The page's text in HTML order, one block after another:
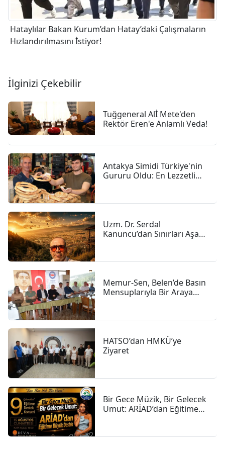
Hataylılar Bakan Kurum’dan Hatay’daki Çalışmaların
Hızlandırılmasını İstiyor!
İlginizi Çekebilir
Tuğgeneral Alİ Mete'den
Rektör Eren'e Anlamlı Veda!
Antakya Simidi Türkiye'nin
Gururu Oldu: En Lezzetli
Uzm. Dr. Serdal
Kanuncu’dan Sınırları Aşan
Memur-Sen, Belen’de Basın
Mensuplarıyla Bir Araya
HATSO’dan HMKÜ’ye
Ziyaret
Bir Gece Müzik, Bir Gelecek
Umut: ARİAD’dan Eğitime